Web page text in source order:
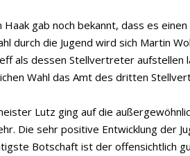
Haak gab noch bekannt, dass es
durch die Jugend wird sich Martin
als dessen Stellvertreter aufstellen
Wahl das Amt des dritten
Lutz ging auf die
Die sehr positive Entwicklung der
Botschaft ist der offensichtlich